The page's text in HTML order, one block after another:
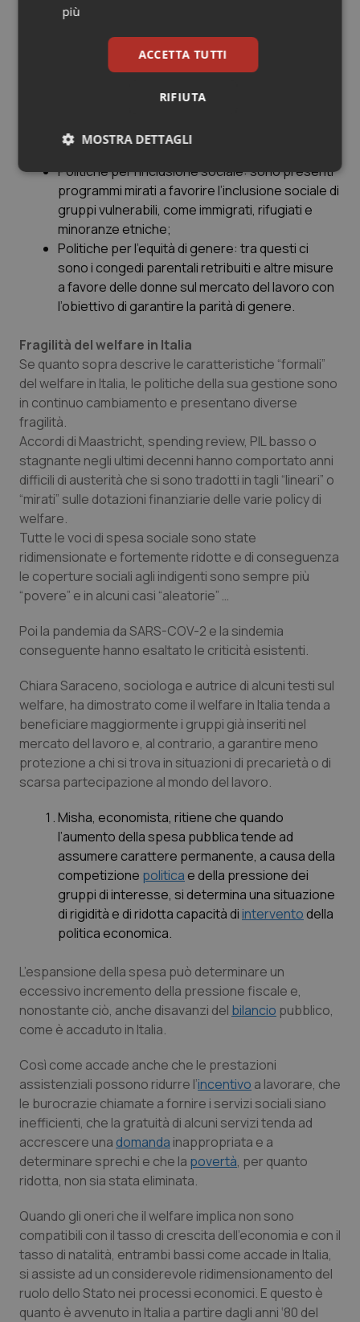
per chi si trova in situazioni di difficoltà
economica o sociale come possono essere il
bonus affitti, l’assegnazione di case popolari
con canoni sociali o moderati, i sussidi alimentari
di formazione, supporto all’occupazione e
Politiche per l’inclusione sociale:sono presenti
programmi mirati a favorire l’inclusione sociale di
gruppi vulnerabili, come immigrati, rifugiati e
minoranze etniche;
Politiche per l’equità di genere: tra questi ci
sono i congedi parentali retribuiti e altre misure
a favore delle donne sul mercato del lavoro con
l’obiettivo di garantire la parità di genere.
Fragilità del welfare in Italia
Se quanto sopra descrive le caratteristiche “formali”
del welfare in Italia, le politiche della sua gestione sono
in continuo cambiamento e presentano diverse
fragilità.
Accordi di Maastricht, spending review, PIL basso o
stagnante negli ultimi decenni hanno comportato anni
difficili di austerità che si sono tradotti in tagli “lineari” o
“mirati” sulle dotazioni finanziarie delle varie policy di
welfare.
Tutte le voci di spesa sociale sono state
ridimensionate e fortemente ridotte e di conseguenza
le coperture sociali agli indigenti sono sempre più
“povere” e in alcuni casi “aleatorie” …
Poi la pandemia da SARS-COV-2 e la sindemia
conseguente hanno esaltato le criticità esistenti.
Chiara Saraceno, sociologa e autrice di alcuni testi sul
welfare, ha dimostrato come il welfare in Italia tenda a
beneficiare maggiormente i gruppi già inseriti nel
mercato del lavoro e, al contrario, a garantire meno
protezione a chi si trova in situazioni di precarietà o di
scarsa partecipazione al mondo del lavoro.
Misha, economista, ritiene che quando
l’aumento della spesa pubblica tende ad
assumere carattere permanente, a causa della
competizione politicae della pressione dei
gruppi di interesse, si determina una situazione
di rigidità e di ridotta capacità diinterventodella
politica economica.
L’espansione della spesa può determinare un
eccessivo incremento della pressione fiscale e,
nonostante ciò, anche disavanzi del bilancio pubblico,
come è accaduto in Italia.
Così come accade anche che le prestazioni
assistenziali possono ridurre l’incentivo a lavorare, che
le burocrazie chiamate a fornire i servizi sociali siano
inefficienti, che la gratuità di alcuni servizi tenda ad
accrescere una domanda inappropriata e a
determinare sprechi e che la povertà, per quanto
ridotta, non sia stata eliminata.
Quando gli oneri che il welfare implica non sono
compatibili con il tasso di crescita dell’economia e con il
tasso di natalità, entrambi bassi come accade in Italia,
si assiste ad un considerevole ridimensionamento del
ruolo dello Stato nei processi economici. E questo è
quanto è avvenuto in Italia a partire dagli anni ‘80 del
più
ACCETTA TUTTI
RIFIUTA
MOSTRA DETTAGLI
Necessari Statistici Marketing
Necessari Statistici Marketing
I cookie necessari contribuiscono a rendere fruibile il
navigazione sulle pagine e l'accesso alle aree
funzionare correttamente senza questi cookie.
Nome
Fornitore/ Dominio
www.quotidianosanita.it
tracking-sites-ironfish-
tracking-enable
www.quotidianosanita.it
2
tracking-sites-ironfish-
session-id
www.quotidianosanita.it
_ga
Google LLC
.quotidianosanita.it